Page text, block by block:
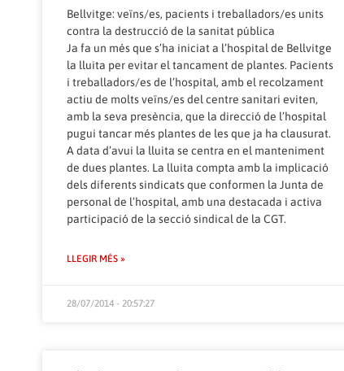
Bellvitge: veïns/es, pacients i treballadors/es units
contra la destrucció de la sanitat pública
Ja fa un més que s’ha iniciat a l’hospital de Bellvitge
la lluita per evitar el tancament de plantes. Pacients
i treballadors/es de l’hospital, amb el recolzament
actiu de molts veïns/es del centre sanitari eviten,
amb la seva presència, que la direcció de l’hospital
pugui tancar més plantes de les que ja ha clausurat.
A data d’avui la lluita se centra en el manteniment
de dues plantes. La lluita compta amb la implicació
dels diferents sindicats que conformen la Junta de
personal de l’hospital, amb una destacada i activa
participació de la secció sindical de la CGT.
LLEGIR MÉS »
28/07/2014 - 20:57:27